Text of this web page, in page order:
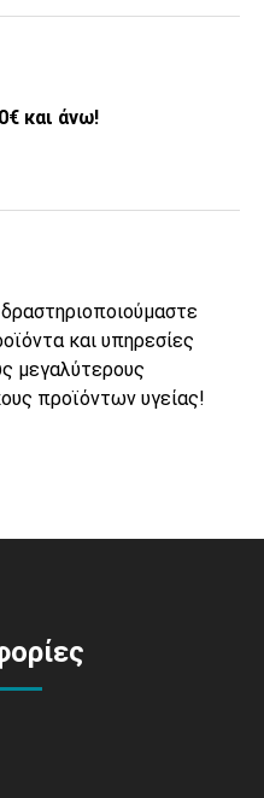
και άνω!
και υπηρεσίες
μεγαλύτερους
προϊόντων υγείας!